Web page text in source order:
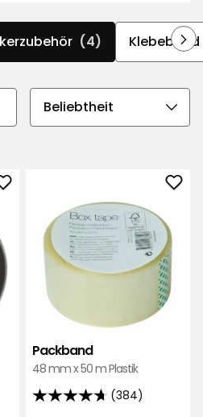
bietet Ihnen all das
Frohes Schaffen!
(4) Klebeband
Sortierreihenfolge
Gewebeklebeband
Favoriten
hinzufügen
Packband
48 mm x 50 m Plastik
(384)
4.7